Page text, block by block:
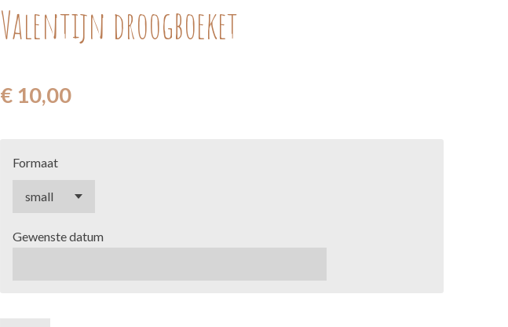
Valentijn droogboeket
€ 10,00
Formaat
Gewenste datum